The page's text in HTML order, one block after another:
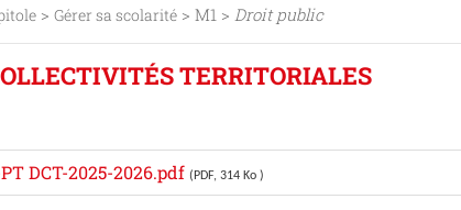
> Gérer sa scolarité> M1 > Droit public
TERRITORIALES
DCT-2025-2026.pdf (PDF, 314 Ko )